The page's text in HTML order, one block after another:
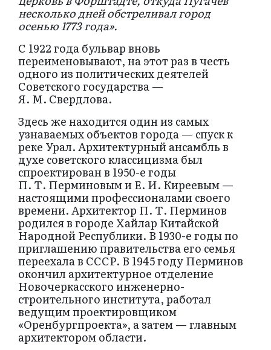
несколько дней обстреливал город
осенью 1773 года».
С 1922 года бульвар вновь
переименовывают, на этот раз в честь
одного из политических деятелей
Советского государства —
Я. М. Свердлова.
Здесь же находится один из самых
узнаваемых объектов города — спуск к
реке Урал. Архитектурный ансамбль в
духе советского классицизма был
спроектирован в 1950-е годы
П. Т. Перминовым и Е. И. Киреевым —
настоящими профессионалами своего
времени. Архитектор П. Т. Перминов
родился в городе Хайлар Китайской
Народной Республики. В 1930-е годы по
приглашению правительства его семья
переехала в СССР. В 1945 году Перминов
окончил архитектурное отделение
Новочеркасского инженерно-
строительного института, работал
ведущим проектировщиком
«Оренбургпроекта», а затем — главным
архитектором области.